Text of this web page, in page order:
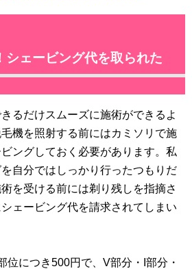
シェービング代を取られた
るだけスムーズに施術ができるよ
機を照射する前にはカミソリで施
ングしておく必要があります。私
自分ではしっかり行ったつもりだ
を受ける前には剃り残しを指摘さ
ェービング代を請求されてしまい
につき500円で、V部分・I部分・